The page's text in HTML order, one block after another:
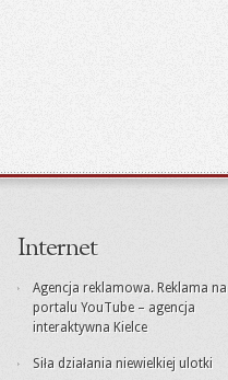
Internet
Agencja reklamowa. Reklama na
portalu YouTube – agencja
interaktywna Kielce
Siła działania niewielkiej ulotki